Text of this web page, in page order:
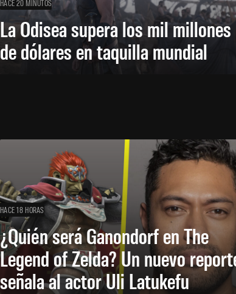
HACE 20 MINUTOS
La Odisea supera los mil millones
de dólares en taquilla mundial
HACE 18 HORAS
¿Quién será Ganondorf en The
Legend of Zelda? Un nuevo
señala al actor Uli Latukefu